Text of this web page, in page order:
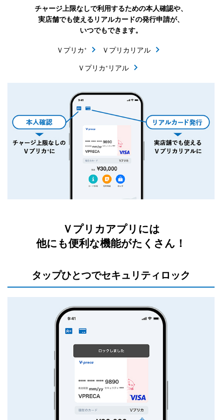
チャージ上限なしで利用するための本人確認や、
実店舗でも使えるリアルカードの発行申請が、
いつでもできます。
Ｖプリカ + Ｖプリカリアル
Ｖプリカ + リアル
Ｖプリカアプリには
他にも便利な機能がたくさん！
タップひとつでセキュリティロック